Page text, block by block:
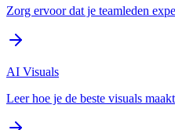
Zorg ervoor dat je teamleden
AI Visuals
Leer hoe je de beste visuals maakt